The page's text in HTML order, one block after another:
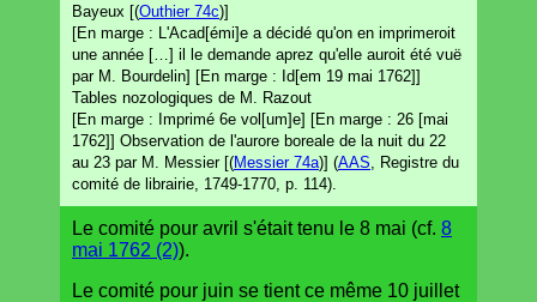
Bayeux [(Outhier 74c)]
[En marge : L'Acad[émi]e a décidé qu'on en imprimeroit
une année […] il le demande aprez qu'elle auroit été vuë
par M. Bourdelin] [En marge : Id[em 19 mai 1762]]
Tables nozologiques de M. Razout
[En marge : Imprimé 6e vol[um]e] [En marge : 26 [mai
1762]] Observation de l'aurore boreale de la nuit du 22
au 23 par M. Messier [(Messier 74a)] (AAS , Registre du
comité de librairie, 1749-1770, p. 114).
Le comité pour avril s'était tenu le 8 mai (cf. 8
mai 1762 (2)).
Le comité pour juin se tient ce même 10 juillet